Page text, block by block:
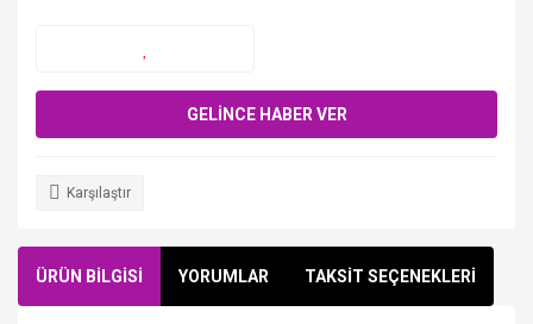
GELİNCE HABER VER
Karşılaştır
ÜRÜN BİLGİSİ YORUMLAR TAKSİT SEÇENEKLERİ